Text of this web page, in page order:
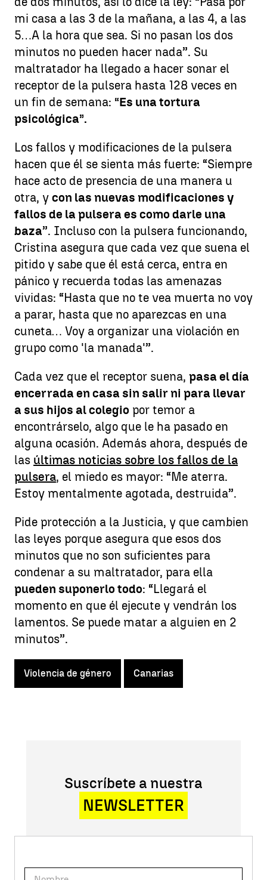
mi casa a las 3 de la mañana, a las 4, a las
5…A la hora que sea. Si no pasan los dos
minutos no pueden hacer nada”. Su
maltratador ha llegado a hacer sonar el
receptor de la pulsera hasta 128 veces en
un fin de semana: “Es una tortura
psicológica”.
Los fallos y modificaciones de la pulsera
hacen que él se sienta más fuerte: “Siempre
hace acto de presencia de una manera u
otra, y con las nuevas modificaciones y
fallos de la pulsera es como darle una
baza”. Incluso con la pulsera funcionando,
Cristina asegura que cada vez que suena el
pitido y sabe que él está cerca, entra en
pánico y recuerda todas las amenazas
vividas: “Hasta que no te vea muerta no voy
a parar, hasta que no aparezcas en una
cuneta… Voy a organizar una violación en
grupo como 'la manada'”.
Cada vez que el receptor suena, pasa el día
encerrada en casa sin salir ni para llevar
a sus hijos al colegio por temor a
encontrárselo, algo que le ha pasado en
alguna ocasión. Además ahora, después de
las últimas noticias sobre los fallos de la
pulsera, el miedo es mayor: “Me aterra.
Estoy mentalmente agotada, destruida”.
Pide protección a la Justicia, y que cambien
las leyes porque asegura que esos dos
minutos que no son suficientes para
condenar a su maltratador, para ella
pueden suponerlo todo: “Llegará el
momento en que él ejecute y vendrán los
lamentos. Se puede matar a alguien en 2
minutos”.
Violencia de género Canarias
Suscríbete a nuestra
NEWSLETTER